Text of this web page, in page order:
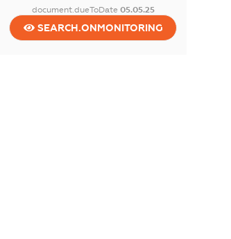
document.dueToDate 05.05.25
SEARCH.ONMONITORING